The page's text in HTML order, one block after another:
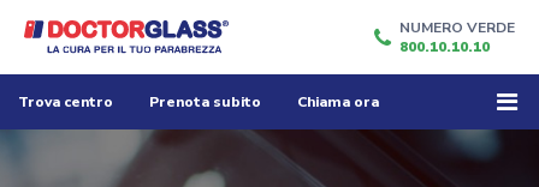
NUMERO VERDE
800.10.10.10
Trova centro Prenota subito Chiama ora